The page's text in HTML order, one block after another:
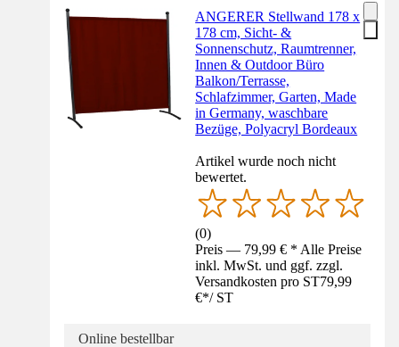
ANGERER Stellwand 178 x
178 cm, Sicht- &
Sonnenschutz, Raumtrenner,
Innen & Outdoor Büro
Balkon/Terrasse,
Schlafzimmer, Garten, Made
in Germany, waschbare
Bezüge, Polyacryl Bordeaux
Artikel wurde noch nicht
bewertet.
(0)
Preis — 79,99 € * Alle Preise
inkl. MwSt. und ggf. zzgl.
Versandkosten pro ST79,99
€*/ ST
Online bestellbar